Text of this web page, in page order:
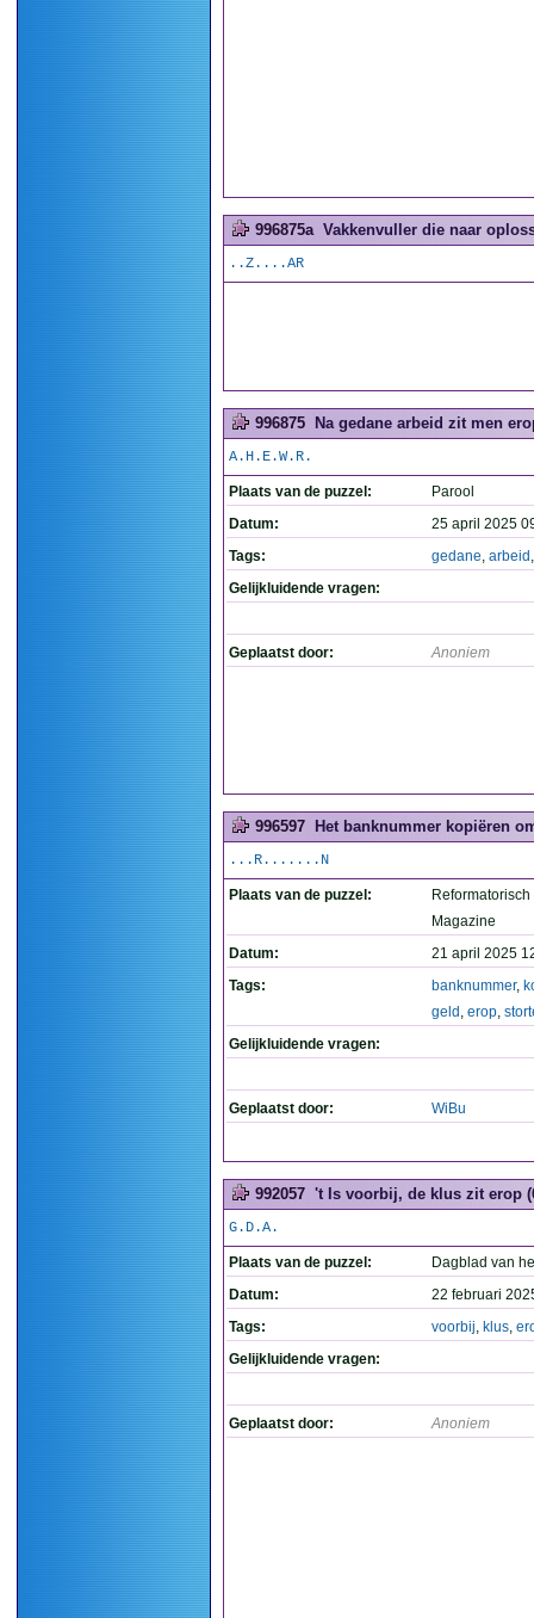
996875a Vakkenvuller die naar
..Z....AR
996875 Na gedane arbeid zit men
A.H.E.W.R.
Plaats van de puzzel:
Parool
Datum:
25 april 2025
Tags:
gedane, arbeid
Gelijkluidende vragen:
Geplaatst door: Anoniem
996597 Het banknummer kopiëren
...R.......N
Plaats van de puzzel:
Magazine
Datum:
21 april 2025
Tags:
banknummer,
geld , erop,
Gelijkluidende vragen:
Geplaatst door: WiBu
992057 't Is voorbij, de klus zit erop
G.D.A.
Plaats van de puzzel:
Dagblad van
Datum:
22 februari
Tags:
voorbij, klus,
Gelijkluidende vragen:
Geplaatst door: Anoniem